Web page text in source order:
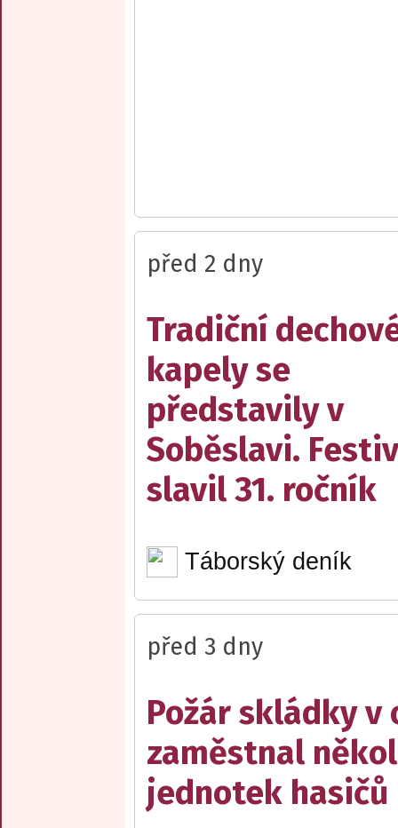
před 2 dny
Tradiční
kapely se
představily v
Soběslavi.
slavil 31. ročník
Táborský deník
před 3 dny
Požár skládky v
zaměstnal
jednotek hasičů